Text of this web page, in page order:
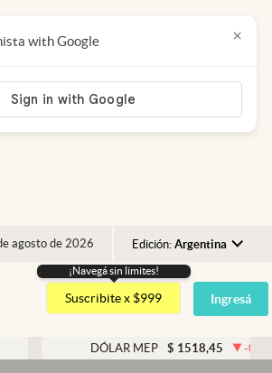
agosto de 2026 Edición: Argentina
Argentina
España
USA
¡Navegá sin limites!
Suscribite x $999 Ingresá
DÓLAR MEP $ 1518,45 -0.05%
with Google ×